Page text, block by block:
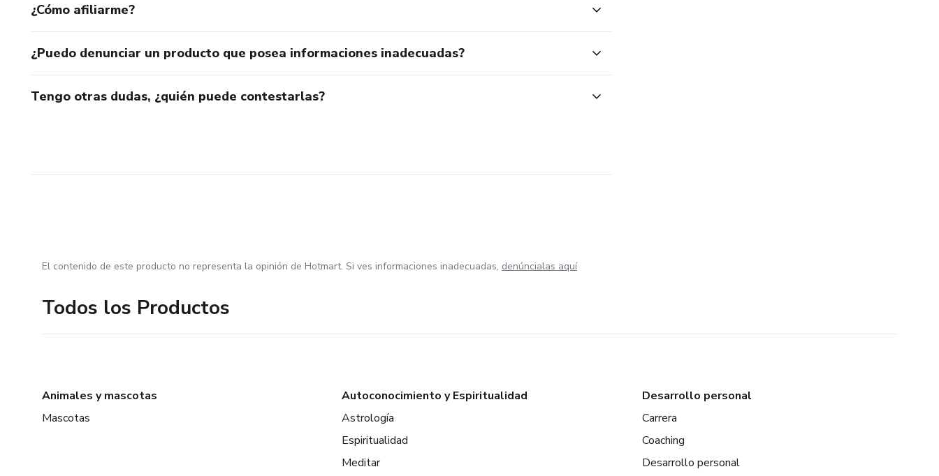
¿Cómo afiliarme?
¿Puedo denunciar un producto que posea informaciones inadecuadas?
Tengo otras dudas, ¿quién puede contestarlas?
El contenido de este producto no representa la opinión de Hotmart. Si ves informaciones inadecuadas, denúncialas aquí
Todos los Productos
Animales y mascotas
Mascotas
Autoconocimiento y Espiritualidad
Astrología
Espiritualidad
Meditar
Desarrollo personal
Carrera
Coaching
Desarrollo personal